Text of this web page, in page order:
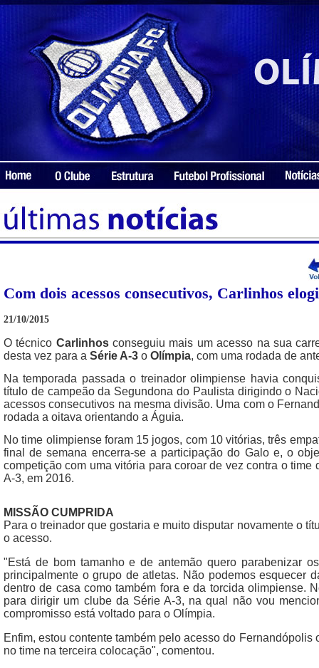
Com dois acessos consecutivos, Carlinhos
21/10/2015
O técnico Carlinhosconseguiu mais um acesso na sua
desta vez para a Série A-3 o Olímpia, com uma rodada de
Na temporada passada o treinador olimpiense havia
título de campeão da Segundona do Paulista dirigindo o
acessos consecutivos na mesma divisão. Uma com o
rodada a oitava orientando a Águia.
No time olimpiense foram 15 jogos, com 10 vitórias, três
final de semana encerra-se a participação do Galo e, o
competição com uma vitória para coroar de vez contra o
A-3, em 2016.
MISSÃO CUMPRIDA
Para o treinador que gostaria e muito disputar novamente o
o acesso.
"Está de bom tamanho e de antemão quero parabenizar
principalmente o grupo de atletas. Não podemos esquecer
dentro de casa como também fora e da torcida olimpiense.
para dirigir um clube da Série A-3, na qual não vou
compromisso está voltado para o Olímpia.
Enfim, estou contente também pelo acesso do
no time na terceira colocação", comentou.